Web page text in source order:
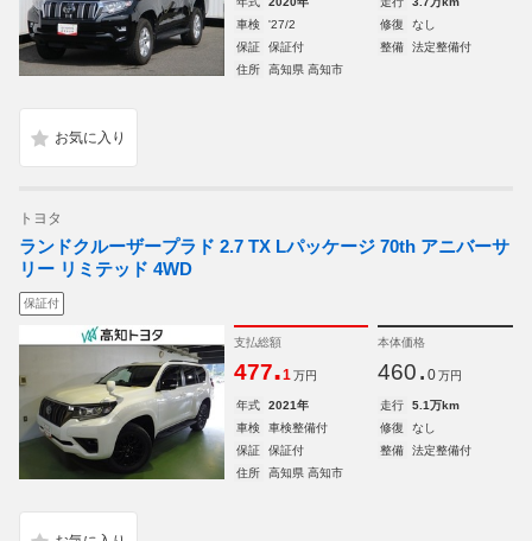
車検
'27/2 修復
なし
保証
保証付 整備
法定整備付
住所
高知県 高知市
トヨタ
ランドクルーザープラド 2.7 TX Lパッケージ 70th アニバーサ
リー リミテッド 4WD
保証付
支払総額
477.1 万円
本体価格
460. 0 万円
年式 2021年 走行
5.1万km
車検
車検整備付 修復
なし
保証
保証付 整備
法定整備付
住所
高知県 高知市